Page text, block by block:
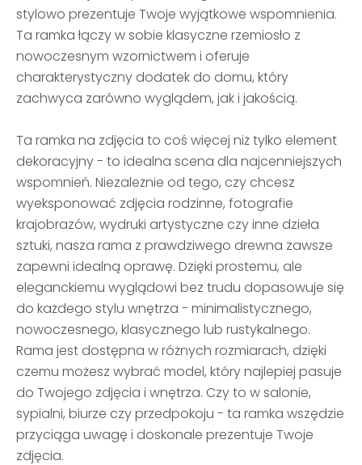
stylowo prezentuje Twoje wyjątkowe wspomnienia.
Ta ramka łączy w sobie klasyczne rzemiosło z
nowoczesnym wzornictwem i oferuje
charakterystyczny dodatek do domu, który
zachwyca zarówno wyglądem, jak i jakością.
Ta ramka na zdjęcia to coś więcej niż tylko element
dekoracyjny - to idealna scena dla najcenniejszych
wspomnień. Niezależnie od tego, czy chcesz
wyeksponować zdjęcia rodzinne, fotografie
krajobrazów, wydruki artystyczne czy inne dzieła
sztuki, nasza rama z prawdziwego drewna zawsze
zapewni idealną oprawę. Dzięki prostemu, ale
eleganckiemu wyglądowi bez trudu dopasowuje się
do każdego stylu wnętrza - minimalistycznego,
nowoczesnego, klasycznego lub rustykalnego.
Rama jest dostępna w różnych rozmiarach, dzięki
czemu możesz wybrać model, który najlepiej pasuje
do Twojego zdjęcia i wnętrza. Czy to w salonie,
sypialni, biurze czy przedpokoju - ta ramka wszędzie
przyciąga uwagę i doskonale prezentuje Twoje
zdjęcia.